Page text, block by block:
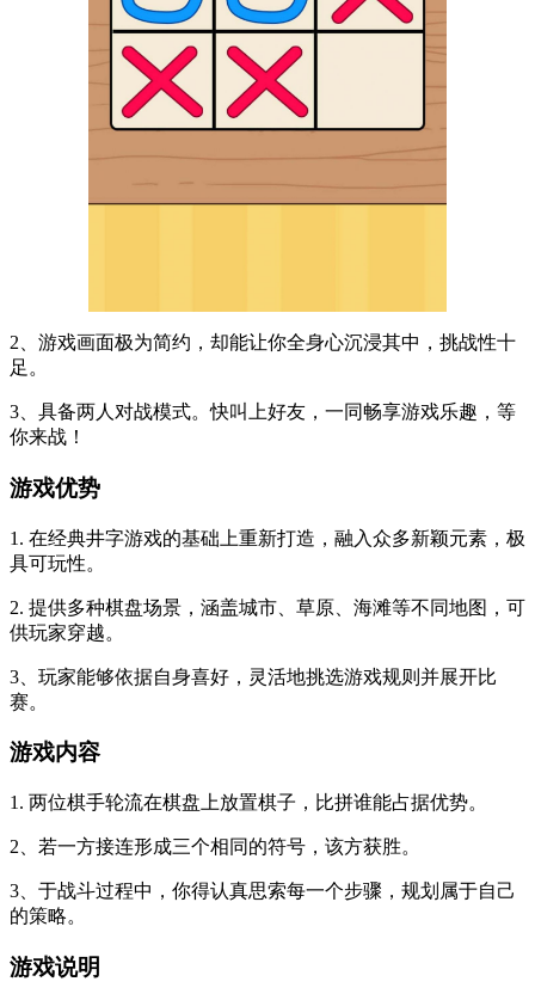
2、游戏画面极为简约，却能让你全身心沉浸其中，挑战性十
足。
3、具备两人对战模式。快叫上好友，一同畅享游戏乐趣，等
你来战！
游戏优势
1. 在经典井字游戏的基础上重新打造，融入众多新颖元素，极
具可玩性。
2. 提供多种棋盘场景，涵盖城市、草原、海滩等不同地图，可
供玩家穿越。
3、玩家能够依据自身喜好，灵活地挑选游戏规则并展开比
赛。
游戏内容
1. 两位棋手轮流在棋盘上放置棋子，比拼谁能占据优势。
2、若一方接连形成三个相同的符号，该方获胜。
3、于战斗过程中，你得认真思索每一个步骤，规划属于自己
的策略。
游戏说明